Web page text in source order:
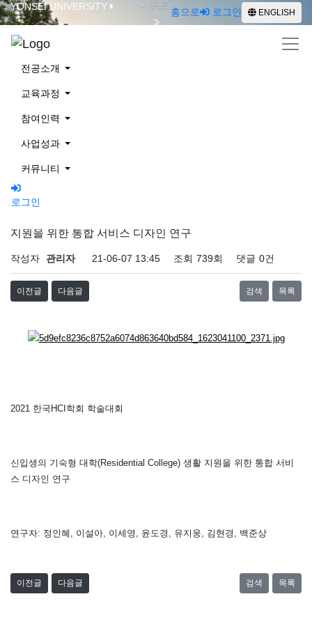
YONSEI UNIVERSITY
홈으로 로그인 ENGLISH
전공소개
교육과정
참여인력
사업성과
커뮤니티
로그인
사업성과
지원을 위한 통합 서비스 디자인 연구
작성자 관리자 21-06-07 13:45 조회 739회 댓글 0건
이전글 다음글 검색 목록
2021 한국HCI학회 학술대회
신입생의 기숙형 대학(Residential College) 생활 지원을 위한 통합 서비
스 디자인 연구
연구자: 정인혜, 이설아, 이세영, 윤도경, 유지웅, 김현경, 백준상
이전글 다음글 검색 목록